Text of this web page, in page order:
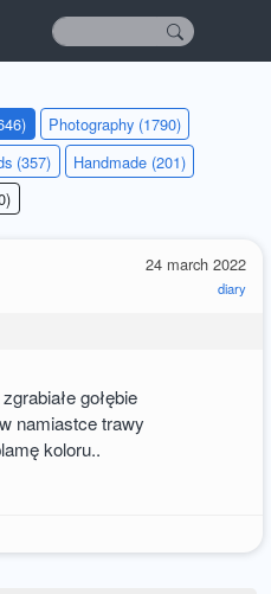
Photography (1790)
(357)
Handmade (201)
24 march 2022
diary
gołębie
namiastce trawy
koloru..